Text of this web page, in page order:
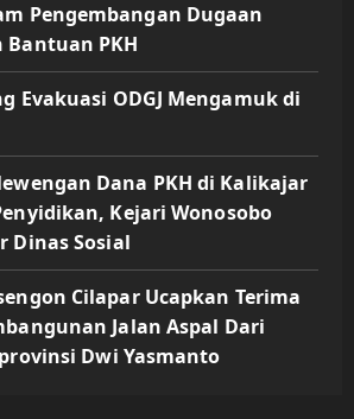
Pengembangan Dugaan
PKH
Evakuasi ODGJ Mengamuk di
Dana PKH di Kalikajar
Kejari Wonosobo
Dinas Sosial
Cilapar Ucapkan Terima
Jalan Aspal Dari
Dwi Yasmanto